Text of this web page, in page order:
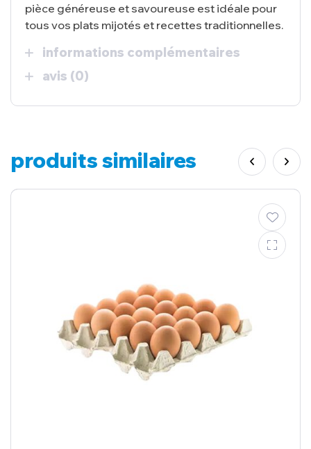
pièce généreuse et savoureuse est idéale pour
tous vos plats mijotés et recettes traditionnelles.
informations complémentaires
avis (0)
produits similaires